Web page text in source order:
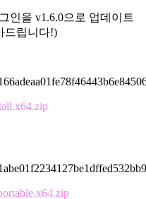
인을 v1.6.0으로 업데이트
드립니다!)